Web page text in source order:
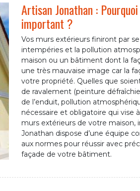
Artisan Jonathan :
important ?
Vos murs extérieurs finiront par
intempéries et la pollution
maison ou un bâtiment dont la
une très mauvaise image car la
votre propriété. Quelles que
de ravalement (peinture
de l’enduit, pollution
nécessaire et obligatoire qui vise
murs extérieurs de votre
Jonathan dispose d’une équipe
aux normes pour réussir avec
façade de votre bâtiment.